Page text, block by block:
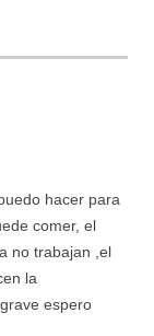
hacer para
comer, el
no trabajan ,el
la
espero